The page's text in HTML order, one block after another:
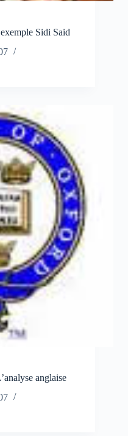
Sidi Said
anglaise